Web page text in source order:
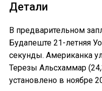
Детали
В предварительном
Будапеште 21-летняя
секунды. Американка
Терезы Альсхаммар
установлено в ноябре